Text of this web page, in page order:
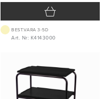
BEST.VARA 3-5D
Art. Nr: K4143000